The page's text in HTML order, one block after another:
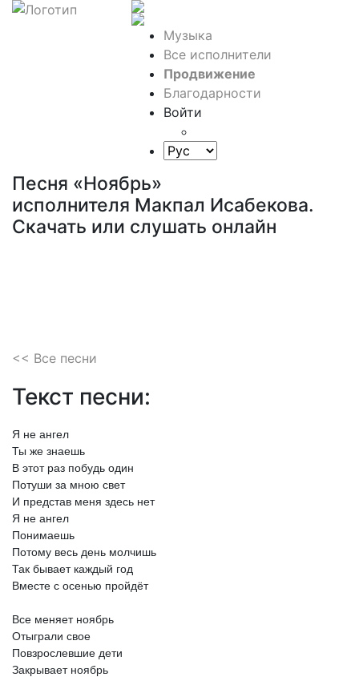
Музыка
Все исполнители
Продвижение
Благодарности
Войти
Песня «Ноябрь»
исполнителя Макпал Исабекова.
Скачать или слушать онлайн
<< Все песни
Текст песни:
Я не ангел
Ты же знаешь
В этот раз побудь один
Потуши за мною свет
И представ меня здесь нет
Я не ангел
Понимаешь
Потому весь день молчишь
Так бывает каждый год
Вместе с осенью пройдёт
Все меняет ноябрь
Отыграли свое
Повзрослевшие дети
Закрывает ноябрь